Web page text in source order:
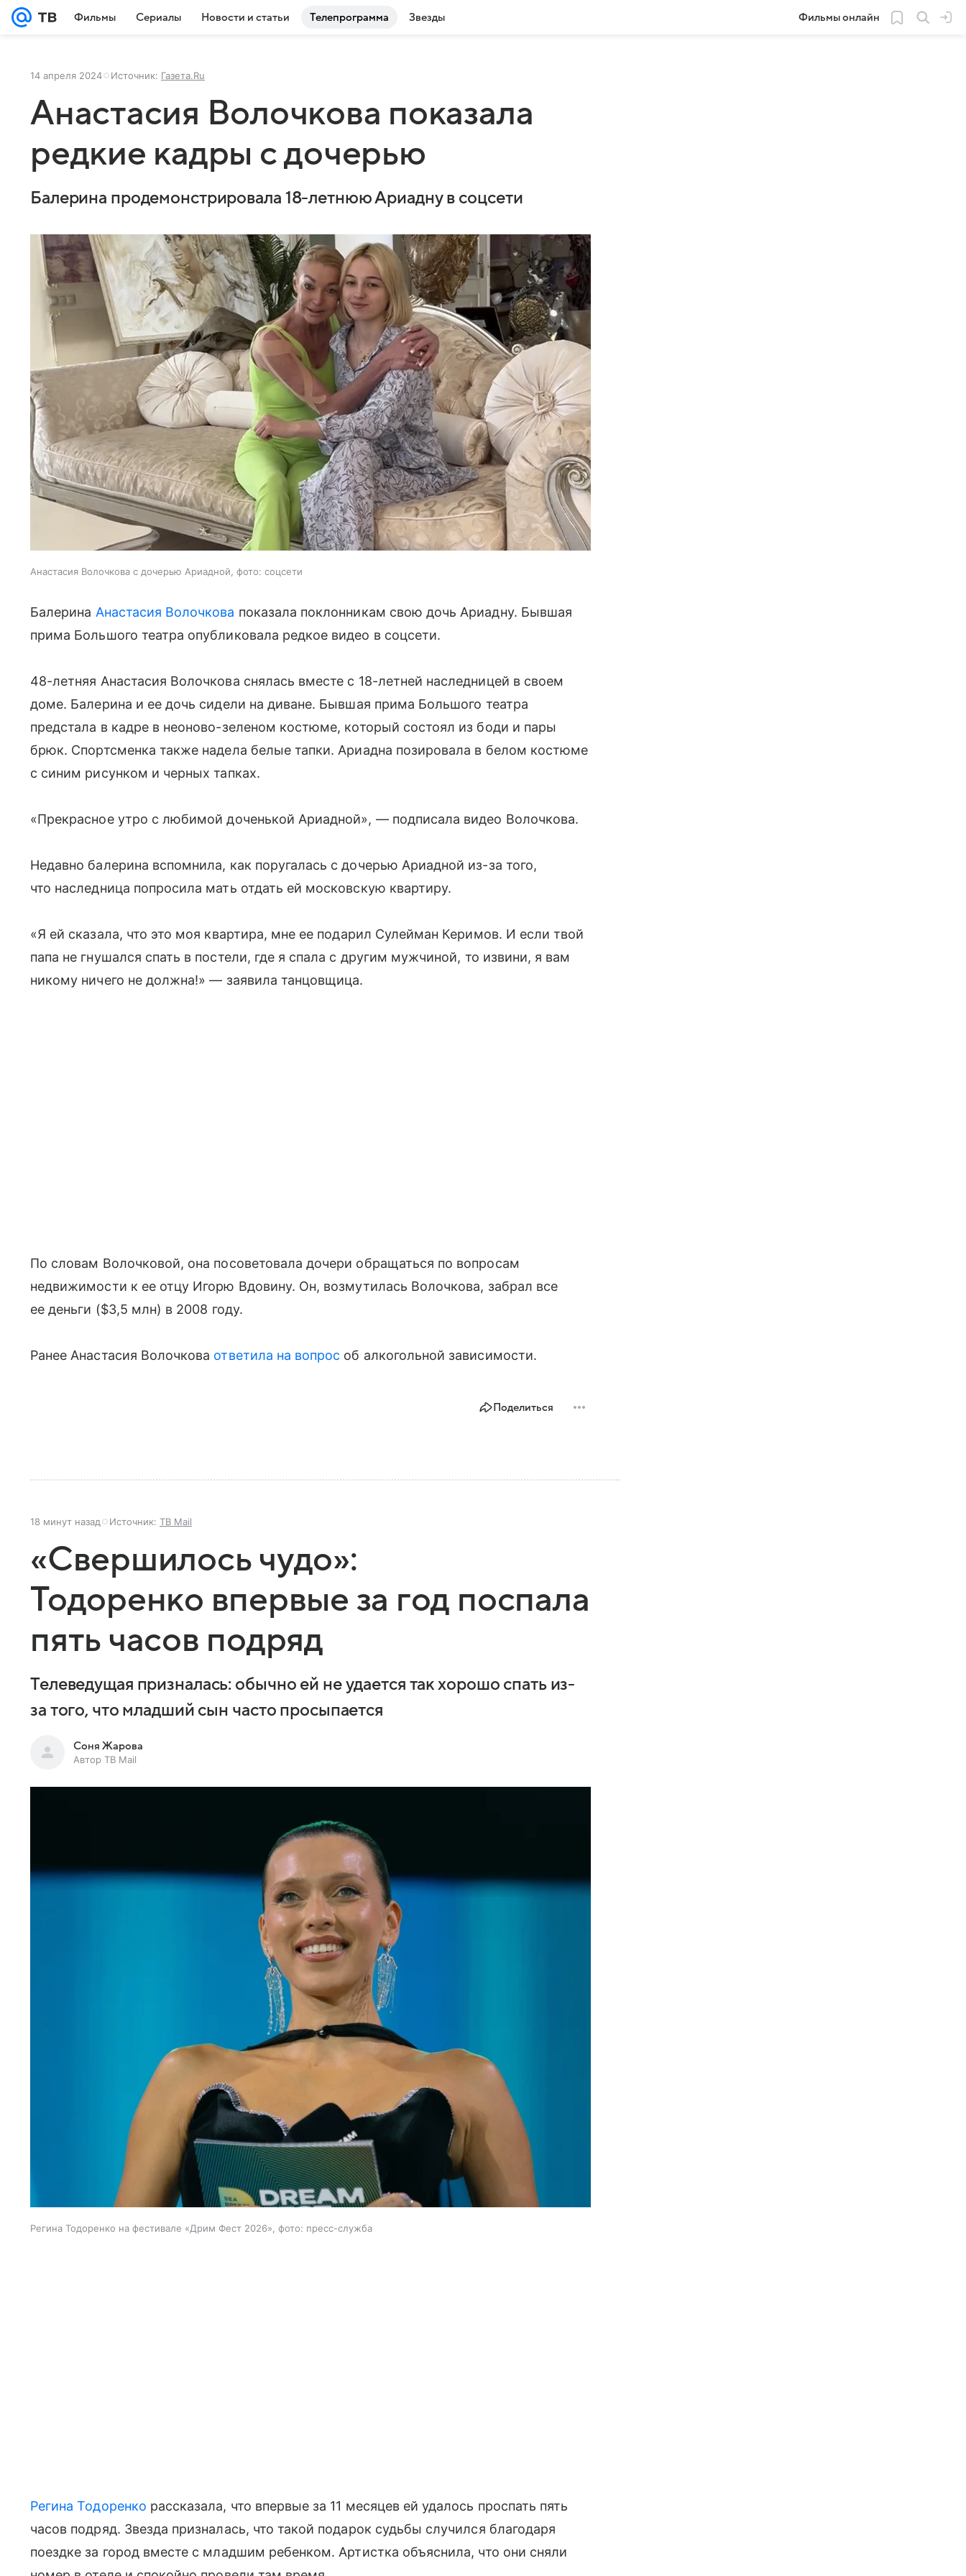
Фильмы Сериалы Новости и статьи Телепрограмма Звезды Фильмы онлайн
14 апреля 2024 Источник: Газета.Ru
Анастасия Волочкова показала
редкие кадры с дочерью
Балерина продемонстрировала 18-летнюю Ариадну в соцсети
Анастасия Волочкова с дочерью Ариадной, фото: соцсети
Балерина Анастасия Волочкова показала поклонникам свою дочь Ариадну. Бывшая
прима Большого театра опубликовала редкое видео в соцсети.
48-летняя Анастасия Волочкова снялась вместе с 18-летней наследницей в своем
доме. Балерина и ее дочь сидели на диване. Бывшая прима Большого театра
предстала в кадре в неоново-зеленом костюме, который состоял из боди и пары
брюк. Спортсменка также надела белые тапки. Ариадна позировала в белом костюме
с синим рисунком и черных тапках.
«Прекрасное утро с любимой доченькой Ариадной», — подписала видео Волочкова.
Недавно балерина вспомнила, как поругалась с дочерью Ариадной из-за того,
что наследница попросила мать отдать ей московскую квартиру.
«Я ей сказала, что это моя квартира, мне ее подарил Сулейман Керимов. И если твой
папа не гнушался спать в постели, где я спала с другим мужчиной, то извини, я вам
никому ничего не должна!» — заявила танцовщица.
По словам Волочковой, она посоветовала дочери обращаться по вопросам
недвижимости к ее отцу Игорю Вдовину. Он, возмутилась Волочкова, забрал все
ее деньги ($3,5 млн) в 2008 году.
Ранее Анастасия Волочкова ответила на вопрос об алкогольной зависимости.
Поделиться
18 минут назад Источник: ТВ Mail
«Свершилось чудо»:
Тодоренко впервые за год поспала
пять часов подряд
Телеведущая призналась: обычно ей не удается так хорошо спать из-
за того, что младший сын часто просыпается
Соня Жарова
Автор ТВ Mail
Регина Тодоренко на фестивале «Дрим Фест 2026», фото: пресс-служба
Регина Тодоренко рассказала, что впервые за 11 месяцев ей удалось проспать пять
часов подряд. Звезда призналась, что такой подарок судьбы случился благодаря
поездке за город вместе с младшим ребенком. Артистка объяснила, что они сняли